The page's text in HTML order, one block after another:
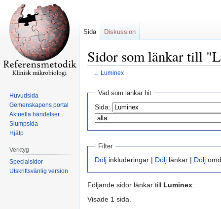
Sidor som länkar till
← Luminex
Hoppa
navigering
Hoppa
sök
Vad som länkar hit
Sida:
Filter
Dölj inkluderingar | Dölj länkar | Dölj
Följande sidor länkar till Luminex:
Visade 1 sida.
Sida Diskussion
Huvudsida
Gemenskapens portal
Aktuella händelser
Slumpsida
Hjälp
Verktyg
Specialsidor
Utskriftsvänlig version